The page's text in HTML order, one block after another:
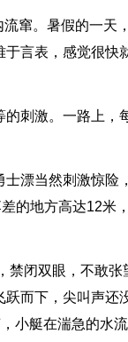
流窜。暑假的一天
言表，感觉很快
刺激。一路上，
漂当然刺激惊险
的地方高达12米
闭双眼，不敢张
跃而下，尖叫声还
小艇在湍急的水